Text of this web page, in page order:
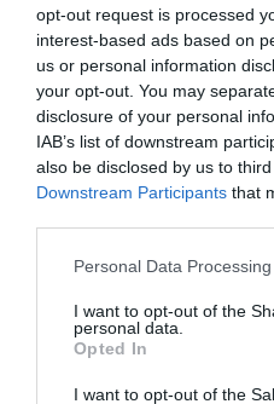
opt-out request is processed
interest-based ads based on
us or personal information
your opt-out. You may
disclosure of your personal
IAB’s list of downstream
also be disclosed by us to
Downstream Participants that
Personal Data
I want to opt-out of the
personal data.
Opted In
I want to opt-out of the